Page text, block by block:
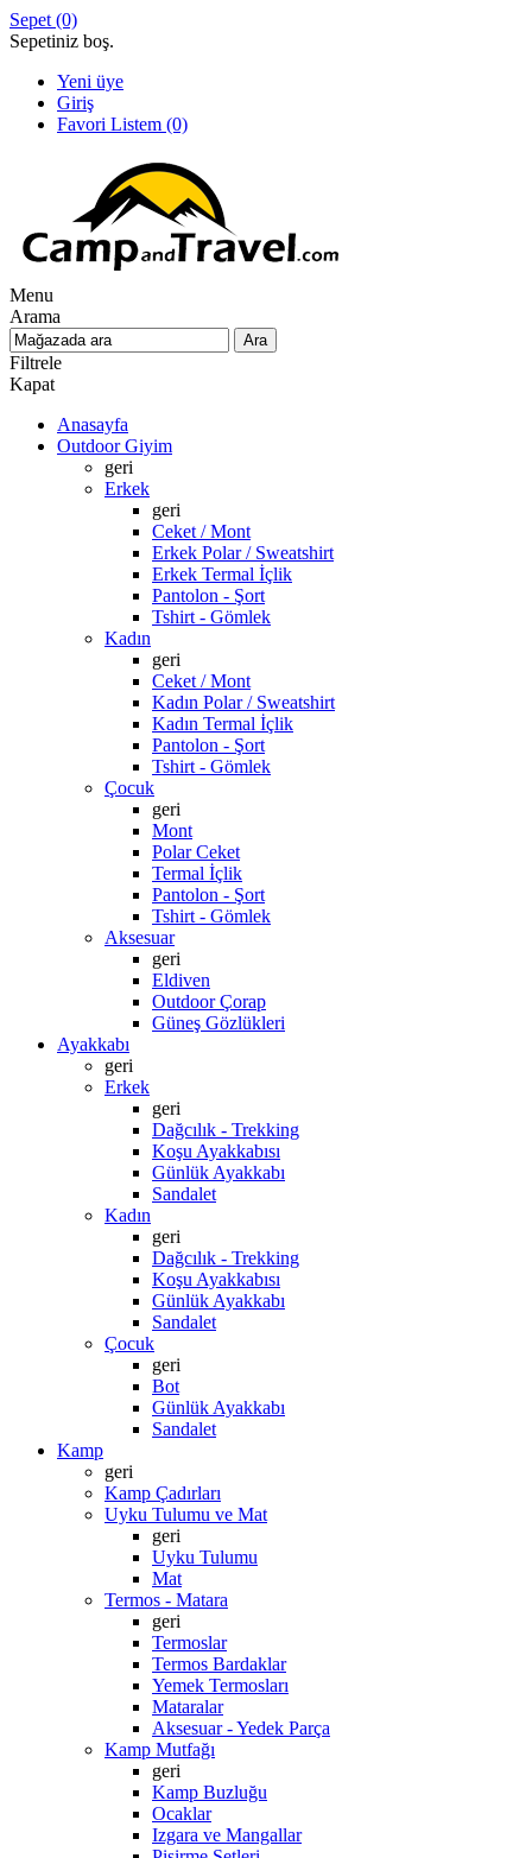
Sepet (0)
Sepetiniz boş.
Yeni üye
Giriş
Favori Listem (0)
Menu
Arama
Filtrele
Kapat
Anasayfa
Outdoor Giyim
geri
Erkek
geri
Ceket / Mont
Erkek Polar / Sweatshirt
Erkek Termal İçlik
Pantolon - Şort
Tshirt - Gömlek
Kadın
geri
Ceket / Mont
Kadın Polar / Sweatshirt
Kadın Termal İçlik
Pantolon - Şort
Tshirt - Gömlek
Çocuk
geri
Mont
Polar Ceket
Termal İçlik
Pantolon - Şort
Tshirt - Gömlek
Aksesuar
geri
Eldiven
Outdoor Çorap
Güneş Gözlükleri
Ayakkabı
geri
Erkek
geri
Dağcılık - Trekking
Koşu Ayakkabısı
Günlük Ayakkabı
Sandalet
Kadın
geri
Dağcılık - Trekking
Koşu Ayakkabısı
Günlük Ayakkabı
Sandalet
Çocuk
geri
Bot
Günlük Ayakkabı
Sandalet
Kamp
geri
Kamp Çadırları
Uyku Tulumu ve Mat
geri
Uyku Tulumu
Mat
Termos - Matara
geri
Termoslar
Termos Bardaklar
Yemek Termosları
Mataralar
Aksesuar - Yedek Parça
Kamp Mutfağı
geri
Kamp Buzluğu
Ocaklar
Izgara ve Mangallar